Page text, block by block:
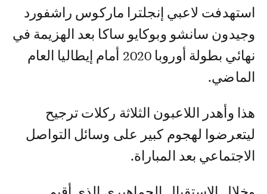
استهدفت لاعبي إنجلترا ماركوس راشفورد
وجيدون سانشو وبوكايو ساكا بعد الهزيمة في
نهائي بطولة أوروبا 2020 أمام إيطاليا العام
الماضي.
هذا وأهدر اللاعبون الثلاثة ركلات ترجيح
ليتعرضوا لهجوم كبير على وسائل التواصل
الاجتماعي بعد المباراة.